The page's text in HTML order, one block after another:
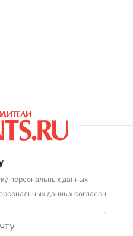
персональных данных
данных согласен